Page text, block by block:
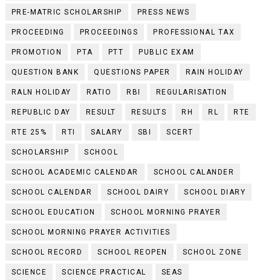
PRE-MATRIC SCHOLARSHIP PRESS NEWS
PROCEEDING PROCEEDINGS PROFESSIONAL TAX
PROMOTION PTA PTT PUBLIC EXAM
QUESTION BANK QUESTIONS PAPER RAIN HOLIDAY
RALN HOLIDAY RATIO RBI REGULARISATION
REPUBLIC DAY RESULT RESULTS RH RL RTE
RTE 25% RTI SALARY SBI SCERT
SCHOLARSHIP SCHOOL
SCHOOL ACADEMIC CALENDAR SCHOOL CALANDER
SCHOOL CALENDAR SCHOOL DAIRY SCHOOL DIARY
SCHOOL EDUCATION SCHOOL MORNING PRAYER
SCHOOL MORNING PRAYER ACTIVITIES
SCHOOL RECORD SCHOOL REOPEN SCHOOL ZONE
SCIENCE SCIENCE PRACTICAL SEAS